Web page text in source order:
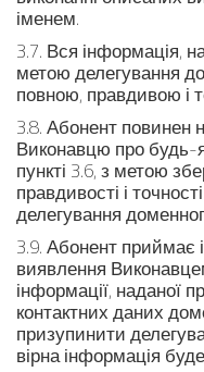
іменем.
3.7. Вся інформація,
метою делегування
повною, правдивою і
3.8. Абонент повинен
Виконавцю про будь-
пункті 3.6, з метою
правдивості і
делегування
3.9. Абонент приймає
виявлення
інформації, наданої
контактних даних
призупинити
вірна інформація